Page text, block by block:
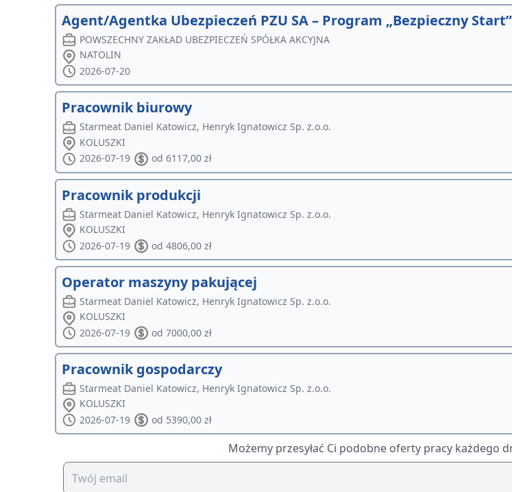
Agent/Agentka Ubezpieczeń PZU SA – Program „Bezpieczny Start”
POWSZECHNY ZAKŁAD UBEZPIECZEŃ SPÓŁKA AKCYJNA
NATOLIN
2026-07-20
Pracownik biurowy
Starmeat Daniel Katowicz, Henryk Ignatowicz Sp. z.o.o.
KOLUSZKI
2026-07-19
od 6117,00 zł
Pracownik produkcji
Starmeat Daniel Katowicz, Henryk Ignatowicz Sp. z.o.o.
KOLUSZKI
2026-07-19
od 4806,00 zł
Operator maszyny pakującej
Starmeat Daniel Katowicz, Henryk Ignatowicz Sp. z.o.o.
KOLUSZKI
2026-07-19
od 7000,00 zł
Pracownik gospodarczy
Starmeat Daniel Katowicz, Henryk Ignatowicz Sp. z.o.o.
KOLUSZKI
2026-07-19
od 5390,00 zł
Możemy przesyłać Ci podobne oferty pracy każdego